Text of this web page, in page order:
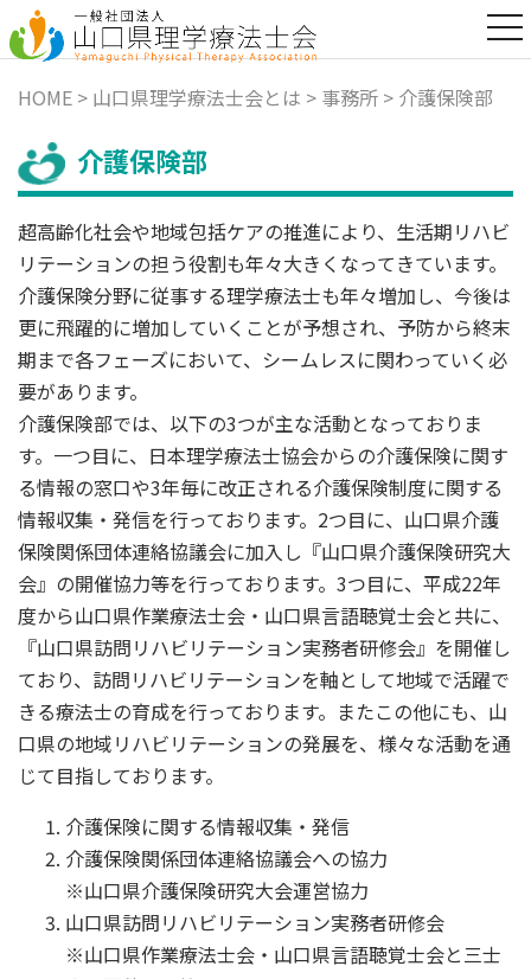
HOME > 山口県理学療法士会とは > 事務所 > 介護保険部
介護保険部
超高齢化社会や地域包括ケアの推進により、生活期リハビ
リテーションの担う役割も年々大きくなってきています。
介護保険分野に従事する理学療法士も年々増加し、今後は
更に飛躍的に増加していくことが予想され、予防から終末
期まで各フェーズにおいて、シームレスに関わっていく必
要があります。
介護保険部では、以下の3つが主な活動となっておりま
す。一つ目に、日本理学療法士協会からの介護保険に関す
る情報の窓口や3年毎に改正される介護保険制度に関する
情報収集・発信を行っております。2つ目に、山口県介護
保険関係団体連絡協議会に加入し『山口県介護保険研究大
会』の開催協力等を行っております。3つ目に、平成22年
度から山口県作業療法士会・山口県言語聴覚士会と共に、
『山口県訪問リハビリテーション実務者研修会』を開催し
ており、訪問リハビリテーションを軸として地域で活躍で
きる療法士の育成を行っております。またこの他にも、山
口県の地域リハビリテーションの発展を、様々な活動を通
じて目指しております。
介護保険に関する情報収集・発信
介護保険関係団体連絡協議会への協力
※山口県介護保険研究大会運営協力
山口県訪問リハビリテーション実務者研修会
※山口県作業療法士会・山口県言語聴覚士会と三士
t
o
g
v
g
i
o
n